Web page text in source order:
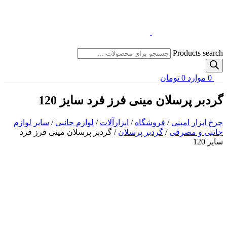
Products search
0 موارد 0 تومان
گردبر پرسلان مینی فرز فرد سایز 120
چرخ ابزار امینی / فروشگاه / ابزارآلات / لوازم جانبی / سایر لوازم
جانبی و مصرفی / گردبر پرسلان / گردبر پرسلان مینی فرز فرد
سایز 120